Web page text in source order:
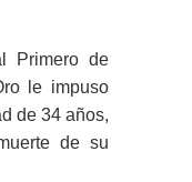
Primero de
le impuso
de 34 años,
de su